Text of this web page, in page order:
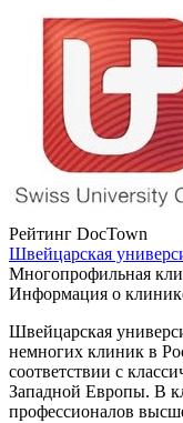
Рейтинг DocTown
Швейцарская
Многопрофильная
Информация о
Швейцарская
немногих клиник в
соответствии с
Западной Европы. В
профессионалов